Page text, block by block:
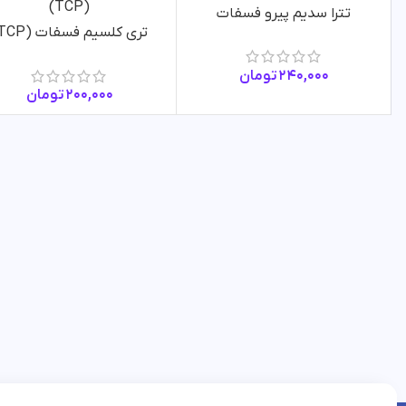
تترا سدیم پیرو فسفات
240,000تومان
تری کلسیم فسفات (TCP)
200,000تومان